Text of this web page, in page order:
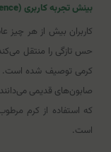
بینش تجربه کاربری (User Experience)
کاربران بیش از هر چیز
حس تازگی را منتقل
کرمی توصیف شده است.
صابون‌های قدیمی
که استفاده از کرم
است.